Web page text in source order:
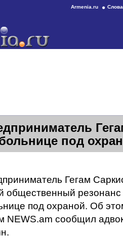
Armenia.ru
под
Гегам
общественный
под охраной. Об
NEWS.am сообщил